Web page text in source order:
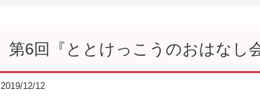
第6回『ととけっこうのおはなし
2019/12/12